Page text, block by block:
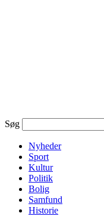
Søg
Nyheder
Sport
Kultur
Politik
Bolig
Samfund
Historie